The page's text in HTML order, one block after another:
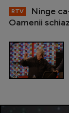
RTV
Ninge
Oamenii